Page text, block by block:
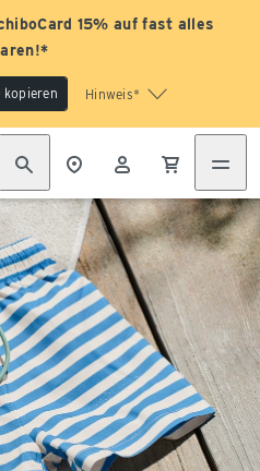
15% auf fast alles
kopieren Hinweis*